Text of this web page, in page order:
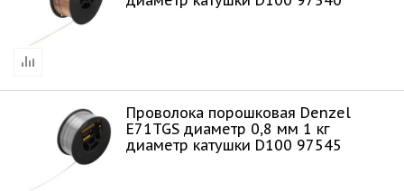
Проволока порошковая Denzel
Е71TGS диаметр 0,8 мм 1 кг
диаметр катушки D100 97545